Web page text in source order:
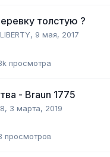
толстую ?
, 9 мая, 2017
просмотра
- Braun 1775
, 3 марта, 2019
просмотров